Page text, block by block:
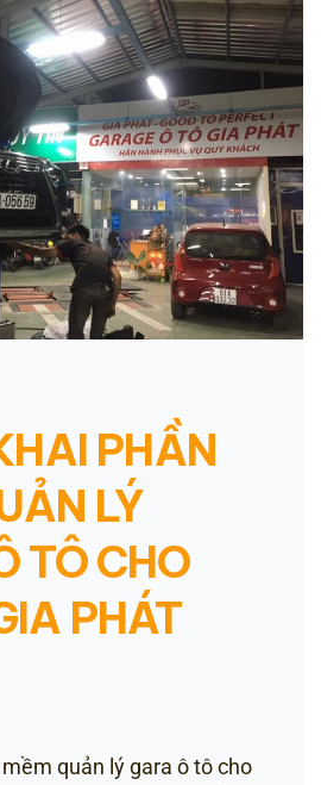
PHẦN
LÝ
TÔ CHO
PHÁT
quản lý gara ô tô cho